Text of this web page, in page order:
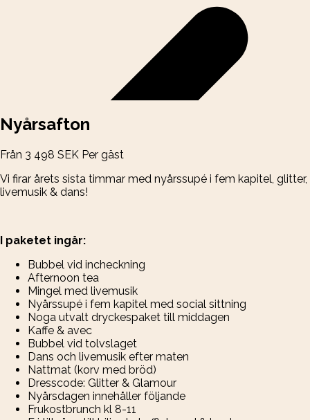
Nyårsafton
Från 3 498 SEK Per gäst
Vi firar årets sista timmar med nyårssupé i fem kapitel, glitter,
livemusik & dans!
I paketet ingår:
Bubbel vid incheckning
Afternoon tea
Mingel med livemusik
Nyårssupé i fem kapitel med social sittning
Noga utvalt dryckespaket till middagen
Kaffe & avec
Bubbel vid tolvslaget
Dans och livemusik efter maten
Nattmat (korv med bröd)
Dresscode: Glitter & Glamour
Nyårsdagen innehåller följande
Frukostbrunch kl 8-11